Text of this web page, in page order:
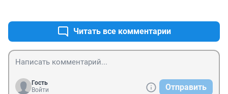
Читать все комментарии
Гость
Войти
Отправить